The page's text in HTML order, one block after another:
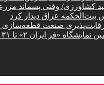
کشاورزی/ وقتی پسماند
بیت‌الحکمه عراق دیدار کرد
رقابت‌پذیری صنعت
«فر ایران ۲» تا ۳۱ مرداد